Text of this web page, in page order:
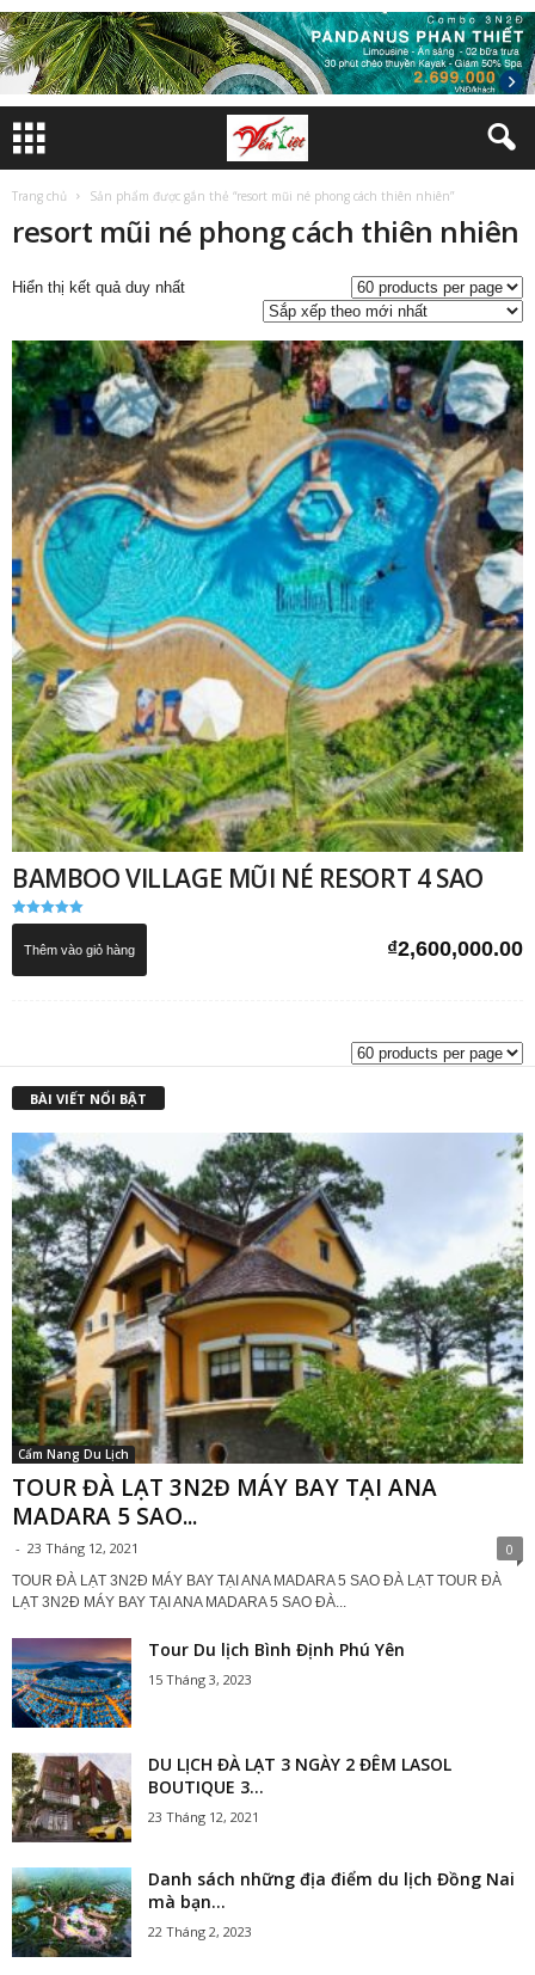
Trang chủ Sản phẩm được gắn thẻ “resort mũi né phong cách thiên nhiên”
resort mũi né phong cách thiên nhiên
Hiển thị kết quả duy nhất
BAMBOO VILLAGE MŨI NÉ RESORT 4 SAO
Được xếp
5.00
₫2,600,000.00
Thêm vào giỏ hàng
BÀI VIẾT NỔI BẬT
Cẩm Nang Du Lịch
TOUR ĐÀ LẠT 3N2Đ MÁY BAY TẠI ANA
MADARA 5 SAO...
- 23 Tháng 12, 2021 0
TOUR ĐÀ LẠT 3N2Đ MÁY BAY TẠI ANA MADARA 5 SAO ĐÀ LẠT TOUR ĐÀ
LẠT 3N2Đ MÁY BAY TẠI ANA MADARA 5 SAO ĐÀ...
Tour Du lịch Bình Định Phú Yên
15 Tháng 3, 2023
DU LỊCH ĐÀ LẠT 3 NGÀY 2 ĐÊM LASOL
BOUTIQUE 3...
23 Tháng 12, 2021
Danh sách những địa điểm du lịch Đồng Nai
mà bạn...
22 Tháng 2, 2023